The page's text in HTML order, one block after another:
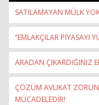
SATILAMAYAN MÜLK
‘’EMLAKÇILAR PİYASAYI
ARADAN ÇIKARDIĞINIZ
ÇÖZÜM AVUKAT
MÜCADELEDİR!